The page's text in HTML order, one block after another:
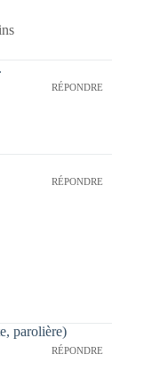
RÉPONDRE
RÉPONDRE
parolière)
RÉPONDRE